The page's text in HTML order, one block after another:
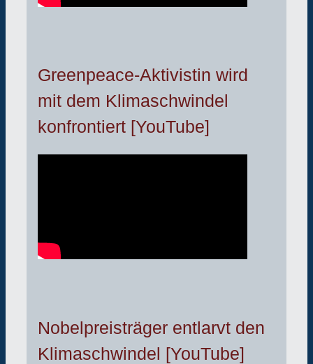
Greenpeace-Aktivistin wird
mit dem Klimaschwindel
konfrontiert [YouTube]
Nobelpreisträger entlarvt den
Klimaschwindel [YouTube]